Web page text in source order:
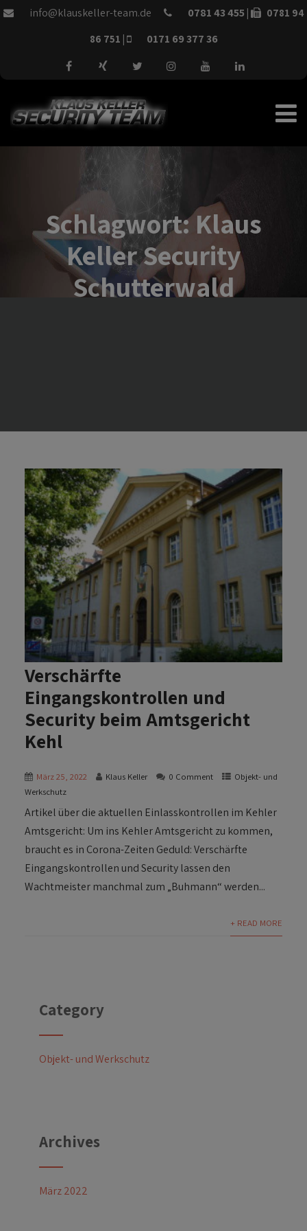
info@klauskeller-team.de 0781 43 455 |
0781 94
86 751 |
0171 69 377 36
Schlagwort:Klaus
Keller Security
Schutterwald
Verschärfte
Eingangskontrollen und
Security beim Amtsgericht
Kehl
März 25, 2022 Klaus Keller 0 Comment
Objekt- und
Werkschutz
Artikel über die aktuellen Einlasskontrollen im Kehler
Amtsgericht: Um ins Kehler Amtsgericht zu kommen,
braucht es in Corona-Zeiten Geduld: Verschärfte
Eingangskontrollen und Security lassen den
Wachtmeister manchmal zum „Buhmann“ werden...
+ READ MORE
Category
Objekt- und Werkschutz
Archives
März 2022